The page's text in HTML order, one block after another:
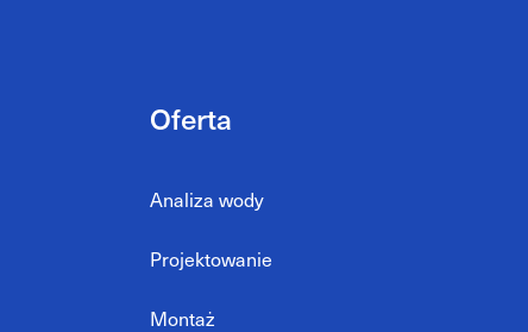
Oferta
Analiza wody
Projektowanie
Montaż